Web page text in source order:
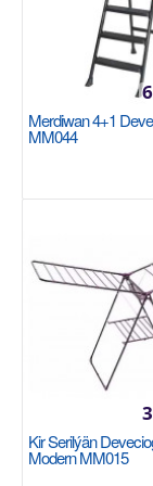
Merdiwan
офиса: стр..
Merdiwan 4+1
MM044
Kir Serilýän
Modern MM015